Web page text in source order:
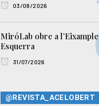
03/08/2026
MiróLab obre a l’Eixample
Esquerra
31/07/2026
@REVISTA_ACELOBERT